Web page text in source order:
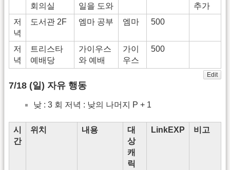
회의실
일을 도와
추가
저
녁
도서관 2F 엠마 공부 엠마 500
저
녁
트리스타
예배당
가이우스
와 예배
가이
우스
500
Edit
7/18 (일) 자유 행동
낮 : 3 회 저녁 : 낮의 나머지 P + 1
시
간
위치 내용
대
상
캐
릭
LinkEXP 비고